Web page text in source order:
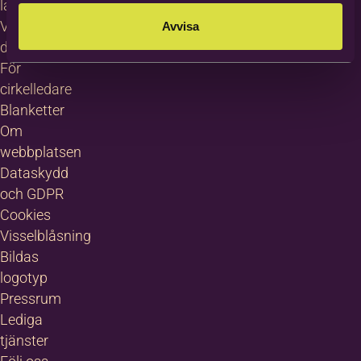
Avvisa
languages
Villkor för
deltagare
För
cirkelledare
Blanketter
Om
webbplatsen
Dataskydd
och GDPR
Cookies
Visselblåsning
Bildas
logotyp
Pressrum
Lediga
tjänster